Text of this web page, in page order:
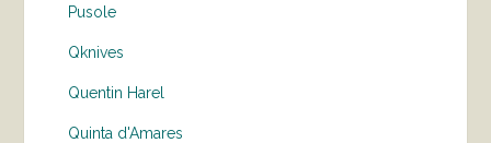
Pusole
Qknives
Quentin Harel
Quinta d'Amares